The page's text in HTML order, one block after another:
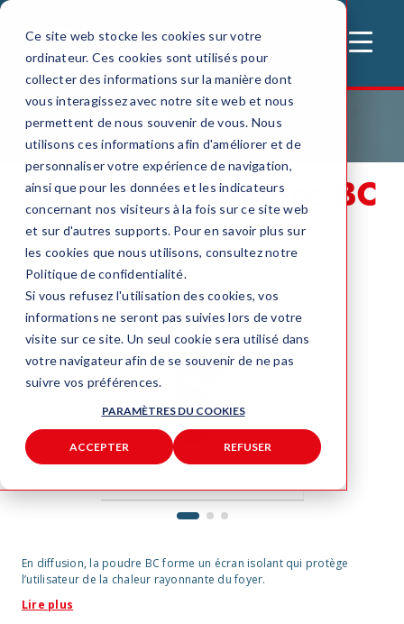
Ce site web stocke les cookies sur votre
ordinateur. Ces cookies sont utilisés pour
collecter des informations sur la manière dont
vous interagissez avec notre site web et nous
permettent de nous souvenir de vous. Nous
utilisons ces informations afin d'améliorer et de
personnaliser votre expérience de navigation,
ainsi que pour les données et les indicateurs
concernant nos visiteurs à la fois sur ce site web
et sur d'autres supports. Pour en savoir plus sur
les cookies que nous utilisons, consultez notre
Politique de confidentialité.
Si vous refusez l'utilisation des cookies, vos
informations ne seront pas suivies lors de votre
visite sur ce site. Un seul cookie sera utilisé dans
votre navigateur afin de se souvenir de ne pas
suivre vos préférences.
PARAMÈTRES DU COOKIES
ACCEPTER REFUSER
MENU
Accueil Extincteur Extincteurs Poudre BC
ExtincteursPoudre BC
1 2 3
En diffusion, la poudre BC forme un écran isolant qui protège
l’utilisateur de la chaleur rayonnante du foyer.
Lire plus